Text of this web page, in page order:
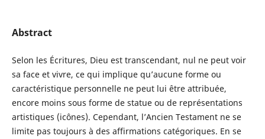
Abstract
Selon les Écritures, Dieu est transcendant, nul ne peut voir
sa face et vivre, ce qui implique qu’aucune forme ou
caractéristique personnelle ne peut lui être attribuée,
encore moins sous forme de statue ou de représentations
artistiques (icônes). Cependant, l’Ancien Testament ne se
limite pas toujours à des affirmations catégoriques. En se